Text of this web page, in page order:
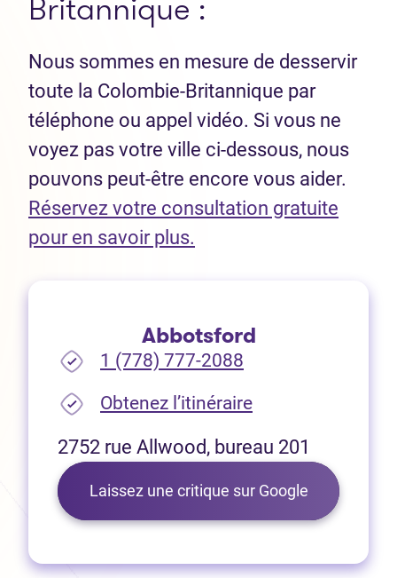
Nous sommes en mesure de desservir
toute la Colombie-Britannique par
téléphone ou appel vidéo. Si vous ne
voyez pas votre ville ci-dessous, nous
pouvons peut-être encore vous aider.
Réservez votre consultation gratuite
pour en savoir plus.
Abbotsford
1 (778) 777-2088
Obtenez l’itinéraire(Ouvre dans un
2752 rue Allwood, bureau 201
Laissez une critique sur Google(Ouvre